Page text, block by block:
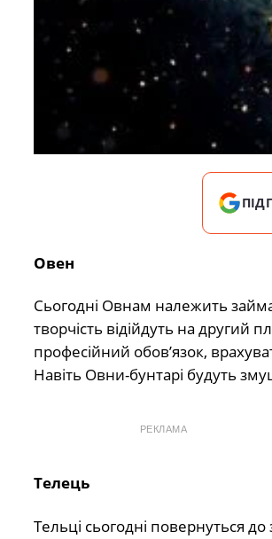
Овен
Сьогодні Овнам належить
творчість відійдуть на другий
професійний обов’язок,
Навіть Овни-бунтарі будуть
РЕКЛАМА
Телець
Тельці сьогодні повернуться